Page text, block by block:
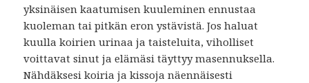
yksinäisen kaatumisen kuuleminen ennustaa
kuoleman tai pitkän eron ystävistä. Jos haluat
kuulla koirien urinaa ja taisteluita, viholliset
voittavat sinut ja elämäsi täyttyy masennuksella.
Nähdäksesi koiria ja kissoja näennäisesti